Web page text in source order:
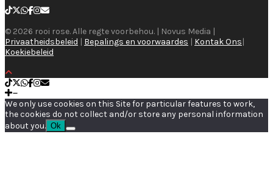
© 2026 rooi rose. Alle regte voorbehou. | Novus Media |
Privaatheidsbeleid | Bepalings en voorwaardes | Kontak Ons|
Koekiebeleid
We only use cookies on this Site for particular features to work,
the cookies do not collect and/or store any personal information
about you. Ok